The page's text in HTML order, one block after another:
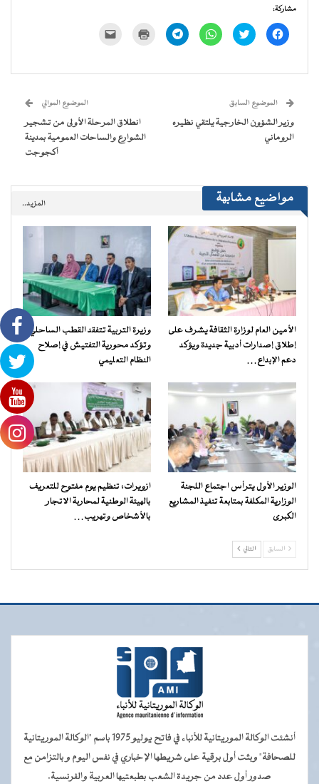
مشاركة:
انقر
للمشاركة
في
اضغط
للمشاركة
في
انقر
للمشاركة
في
انقر
للمشاركة
في
للطباعة
جديدة) الإلكتروني
نافذة
جديدة)
الموضوع السابق
وزير الشؤون الخارجية يلتقي نظيره
الروماني
الموضوع الموالي
انطلاق المرحلة الأولى من تشجير
الشوارع والساحات العمومية بمدينة
أكجوجت
مواضيع مشابهة المزيد..
الأمين العام لوزارة الثقافة يشرف على
إطلاق إصدارات أدبية جديدة ويؤكد
دعم الإبداع…
وزيرة التربية تتفقد القطب الساحلي
وتؤكد محورية التفتيش في إصلاح
النظام التعليمي
الوزير الأول يترأس اجتماع اللجنة
الوزارية المكلفة بمتابعة تنفيذ المشاريع
الكبرى
ازويرات: تنظيم يوم مفتوح للتعريف
بالهيئة الوطنية لمحاربة الاتجار
بالأشخاص وتهريب…
السابق التالي
أنشئت الوكالة الموريتانية للأنباء في فاتح يوليو 1975 باسم "الوكالة الموريتانية
للصحافة" وبثت أول برقية على شريطها الإخباري في نفس اليوم و بالتزامن مع
صدور أول عدد من جريدة الشعب بطبعتيها العربية والفرنسية.